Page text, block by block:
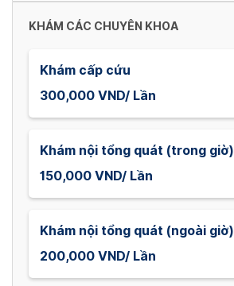
changing
KHÁM CÁC CHUYÊN KHOA
Khám cấp cứu
300,000 VND/ Lần
Khám nội tổng quát (trong giờ)
150,000 VND/ Lần
Khám nội tổng quát (ngoài giờ)
200,000 VND/ Lần